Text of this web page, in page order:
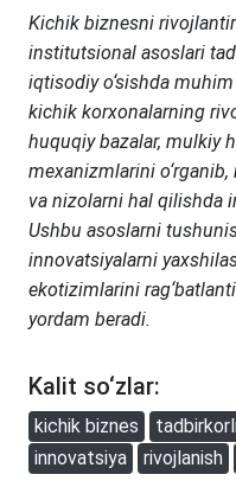
Kichik biznesni
institutsional asoslari
iqtisodiy o‘sishda
kichik korxonalarning
huquqiy bazalar, mulkiy
mexanizmlarini
va nizolarni hal qilishda
Ushbu asoslarni
innovatsiyalarni
ekotizimlarini
yordam beradi.
Kalit so‘zlar:
kichik biznes
innovatsiya
rivojlanish